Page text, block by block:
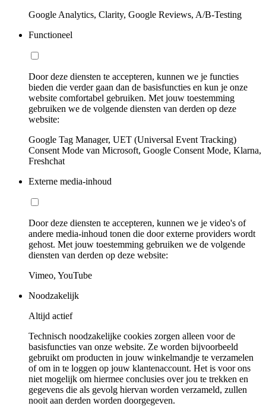
Google Analytics, Clarity, Google Reviews, A/B-Testing
Functioneel
Door deze diensten te accepteren, kunnen we je functies
bieden die verder gaan dan de basisfuncties en kun je onze
website comfortabel gebruiken. Met jouw toestemming
gebruiken we de volgende diensten van derden op deze
website:
Google Tag Manager, UET (Universal Event Tracking)
Consent Mode van Microsoft, Google Consent Mode, Klarna,
Freshchat
Externe media-inhoud
Door deze diensten te accepteren, kunnen we je video's of
andere media-inhoud tonen die door externe providers wordt
gehost. Met jouw toestemming gebruiken we de volgende
diensten van derden op deze website:
Vimeo, YouTube
Noodzakelijk
Altijd actief
Technisch noodzakelijke cookies zorgen alleen voor de
basisfuncties van onze website. Ze worden bijvoorbeeld
gebruikt om producten in jouw winkelmandje te verzamelen
of om in te loggen op jouw klantenaccount. Het is voor ons
niet mogelijk om hiermee conclusies over jou te trekken en
gegevens die als gevolg hiervan worden verzameld, zullen
nooit aan derden worden doorgegeven.